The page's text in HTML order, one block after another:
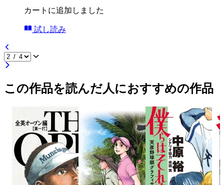
カートに追加しました
試し読み
この作品を読んだ人におすすめの作品